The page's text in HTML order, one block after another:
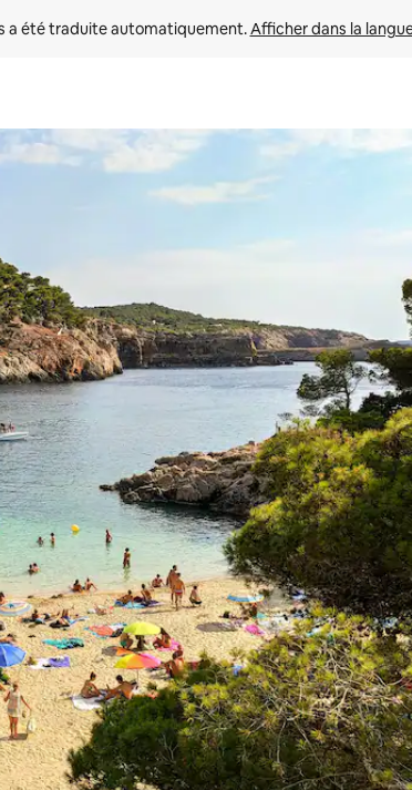
a été traduite automatiquement. Afficher dans la
vers le haut et vers le bas, ou en appuyant dessus